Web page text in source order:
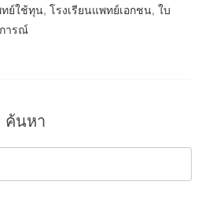
ย์ใช้ทุน,โรงเรียนแพทย์เอกชน,ใบ
ารณ์
ค้นหา